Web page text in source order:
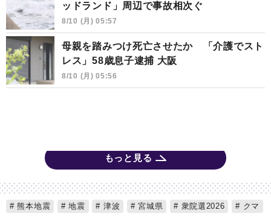
ッドランド」周辺で事故相次ぐ
8/10 (月) 05:57
母親を踏みつけ死亡させたか 「介護でスト
レス」58歳息子逮捕 大阪
8/10 (月) 05:56
もっと見る
熊本地震 地震 津波 宮城県 衆院選2026
クマ